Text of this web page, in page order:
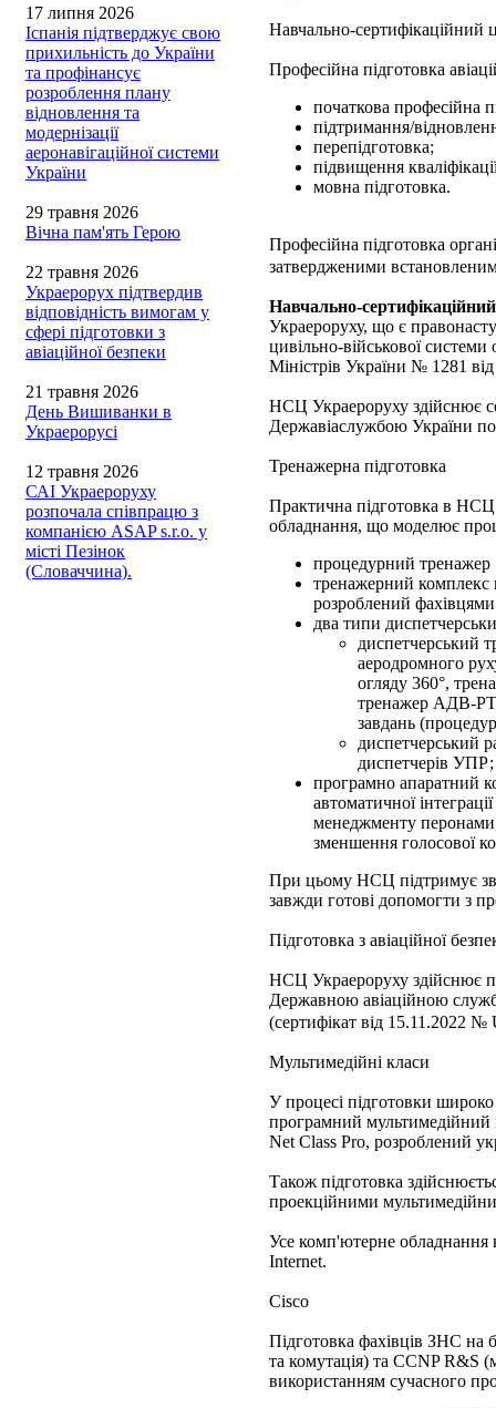
17 липня 2026
Іспанія підтверджує свою
прихильність до України
та профінансує
розроблення плану
відновлення та
модернізації
аеронавігаційної системи
України
29 травня 2026
Вічна пам'ять Герою
22 травня 2026
Украерорух підтвердив
відповідність вимогам у
сфері підготовки з
авіаційної безпеки
21 травня 2026
День Вишиванки в
Украерорусі
12 травня 2026
САІ Украероруху
розпочала співпрацю з
компанією ASAP s.r.o. у
місті Пезінок
(Словаччина).
Навчально-сертифікаційний
Професійна підготовка
початкова професійна
підтримання/
перепідготовка;
підвищення
мовна підготовка.
Професійна підготовка
затвердженими
Навчально-
Украероруху, що є
цивільно-військової системи
Міністрів України № 1281
НСЦ Украероруху здійснює
Державіаслужбою України
Тренажерна підготовка
Практична підготовка в НСЦ
обладнання, що моделює
процедурний тренажер
тренажерний комплекс
розроблений
два типи
диспетчерський
аеродромного
огляду 360°,
тренажер АДВ-
завдань
диспетчерський
диспетчерів УПР;
програмно апаратний
автоматичної
менеджменту перонами,
зменшення голосової
При цьому НСЦ підтримує
завжди готові допомогти з
Підготовка з авіаційної
НСЦ Украероруху здійснює
Державною авіаційною
(сертифікат від 15.11.2022
Мультимедійні класи
У процесі підготовки
програмний
Net Class Pro, розроблений
Також підготовка
проекційними
Усе комп'ютерне обладнання
Internet.
Cisco
Підготовка фахівців ЗНС на
та комутація) та CCNP R&S
використанням сучасного